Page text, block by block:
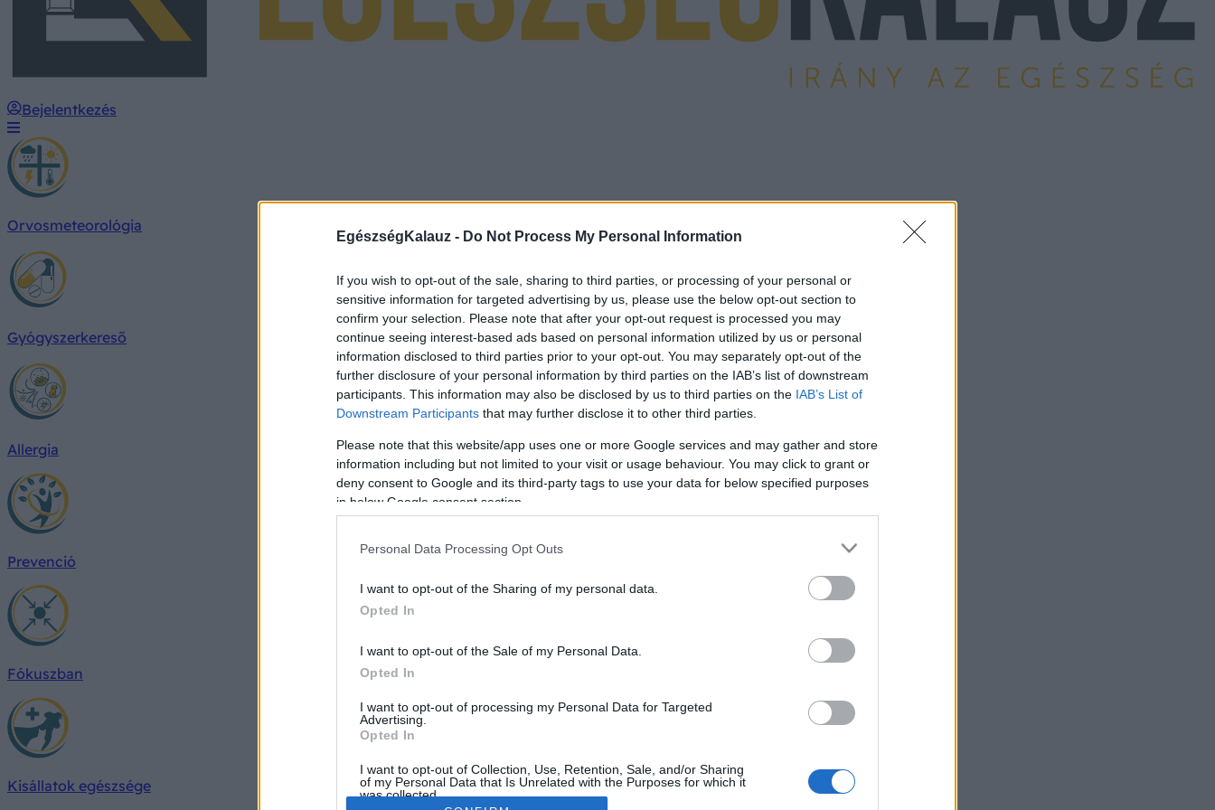
EgészségKalauz - Do Not Process My Personal Information
If you wish to opt-out of the sale, sharing to third parties, or processing of your personal or
sensitive information for targeted advertising by us, please use the below opt-out section to
confirm your selection. Please note that after your opt-out request is processed you may
continue seeing interest-based ads based on personal information utilized by us or personal
information disclosed to third parties prior to your opt-out. You may separately opt-out of the
further disclosure of your personal information by third parties on the IAB’s list of downstream
participants. This information may also be disclosed by us to third parties on the IAB’s List of
Downstream Participants that may further disclose it to other third parties.
Please note that this website/app uses one or more Google services and may gather and store
information including but not limited to your visit or usage behaviour. You may click to grant or
deny consent to Google and its third-party tags to use your data for below specified purposes
in below Google consent section.
Personal Data Processing Opt Outs
I want to opt-out of the Sharing of my personal data.
Opted In
I want to opt-out of the Sale of my Personal Data.
Opted In
I want to opt-out of processing my Personal Data for Targeted
Advertising.
Opted In
I want to opt-out of Collection, Use, Retention, Sale, and/or Sharing
of my Personal Data that Is Unrelated with the Purposes for which it
was collected.
Bejelentkezés
Orvosmeteorológia
Gyógyszerkereső
Allergia
Prevenció
Fókuszban
Kisállatok egészsége